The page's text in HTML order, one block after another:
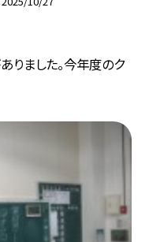
りました。今年度のク